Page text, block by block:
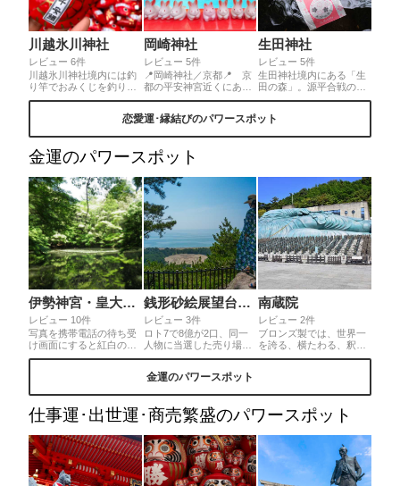
川越氷川神社
レビュー 6件
川越氷川神社境内には釣
り竿でおみくじを釣り上
げる「鯛みくじ」があり
のおみくじ、見た目のイ
他にも、ピンクの「あい
鯛」もあります♪ あい鯛
おみくじは“恋みく
じ”で、花言葉や恋愛の出
会い、その先のストーリ
ーまでが書かれているそ
う♡次回はあい鯛も釣り
上げたい！
岡崎神社
レビュー 5件
📍岡崎神社／京都📍 京
都の平安神宮近くにある
神社⛩️境内は、狛うさぎ
みくじなど…うさぎ尽く
びのご利益があるとのこ
とです✨
生田神社
レビュー 5件
生田神社境内にある「生
田の森」。源平合戦の戦
場になったと言われる地
しても評判がよく、最近
森へ。水占いの立て札が
あるので、その池におみ
くじを浸すと結果が表れ
ます。結び所に結んでも
持ち帰ってもOK
恋愛運･縁結びのパワースポット
金運のパワースポット
伊勢神宮・皇大神宮
レビュー 10件
写真を携帯電話の待ち受
け画面にすると紅白の鯉
は恋愛、金色の鯉は金運
銭形砂絵展望台（寛永通宝）
レビュー 3件
ロト7で8億が2口、同一
人物に当選した売り場が
あるなど金運の街として
お金「寛永通宝」が描か
と言われる絶景の金運パ
ワースポットです。◎砂
絵自体は海岸にあります
が、展望台は同じ公園内
にあり一方通行で入り口
は一つしかないので分か
南蔵院
レビュー 2件
ブロンズ製では、世界一
を誇る、横たわる、釈迦
涅槃像は全長41m、高さ
健康や諸願の開運が叶う
とされています。◎金運
のパワースポットとして
有名です。 城戸南蔵院前
駅下車徒歩３分
金運のパワースポット
仕事運･出世運･商売繁盛のパワースポット